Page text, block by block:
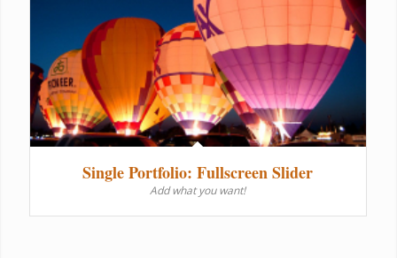
Single Portfolio: Fullscreen Slider
Add what you want!